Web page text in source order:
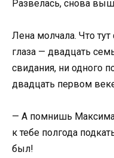
Развелась, снова
Лена молчала. Что
глаза — двадцать
свидания, ни одного
двадцать первом
— А помнишь
к тебе полгода
был!